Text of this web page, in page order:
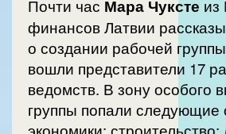
Почти час Мара Чуксте из
финансов Латвии
о создании рабочей
вошли представители 17
ведомств. В зону особого
группы попали следующие